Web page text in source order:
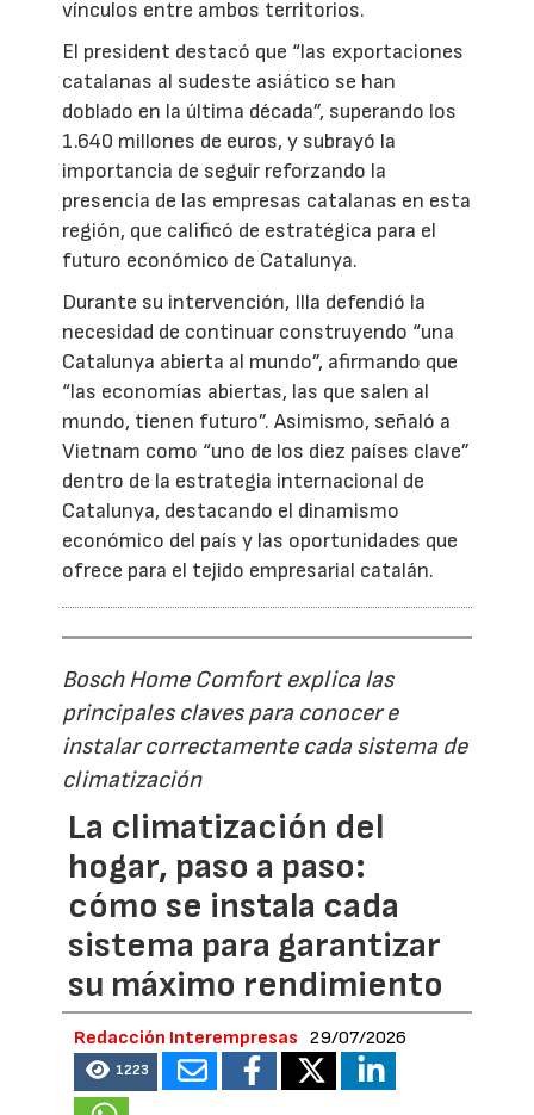
vínculos entre ambos territorios.
El president destacó que “las exportaciones
catalanas al sudeste asiático se han
doblado en la última década”, superando los
1.640 millones de euros, y subrayó la
importancia de seguir reforzando la
presencia de las empresas catalanas en esta
región, que calificó de estratégica para el
futuro económico de Catalunya.
Durante su intervención, Illa defendió la
necesidad de continuar construyendo “una
Catalunya abierta al mundo”, afirmando que
“las economías abiertas, las que salen al
mundo, tienen futuro”. Asimismo, señaló a
Vietnam como “uno de los diez países clave”
dentro de la estrategia internacional de
Catalunya, destacando el dinamismo
económico del país y las oportunidades que
ofrece para el tejido empresarial catalán.
Bosch Home Comfort explica las
principales claves para conocer e
instalar correctamente cada sistema de
climatización
La climatización del
hogar, paso a paso:
cómo se instala cada
sistema para garantizar
su máximo rendimiento
Redacción Interempresas 29/07/2026
1223